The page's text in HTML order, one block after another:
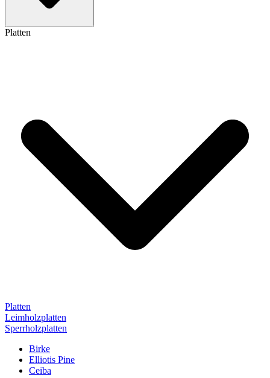
Platten
Platten
Leimholzplatten
Sperrholzplatten
Birke
Elliotis Pine
Ceiba